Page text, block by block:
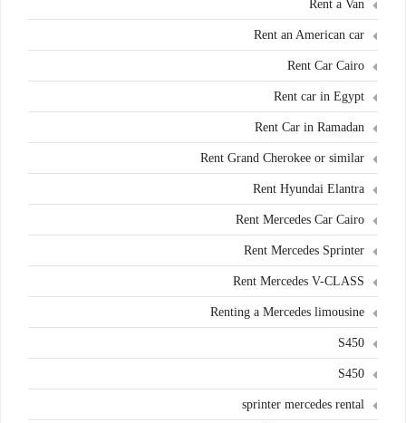
Rent a Van
Rent an American car
Rent Car Cairo
Rent car in Egypt
Rent Car in Ramadan
Rent Grand Cherokee or similar
Rent Hyundai Elantra
Rent Mercedes Car Cairo
Rent Mercedes Sprinter
Rent Mercedes V-CLASS
Renting a Mercedes limousine
S450
S450
sprinter mercedes rental